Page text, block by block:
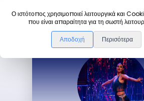
Ο ιστότοπος χρησιμοποιεί λειτουργικά και
που είναι απαραίτητα για τη σωστή
Αποδοχή Περισότερα
DanceLink